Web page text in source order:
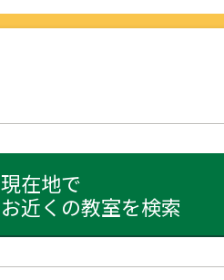
現在地で
お近くの教室を検索